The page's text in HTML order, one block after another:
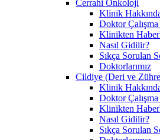
Cerrahi Onkoloji
Klinik
Doktor Çalışma
Klinikten
Nasıl Gidilir?
Sıkça Sorulan
Doktorlarımız
Cildiye (Deri ve
Klinik
Doktor Çalışma
Klinikten
Nasıl Gidilir?
Sıkça Sorulan